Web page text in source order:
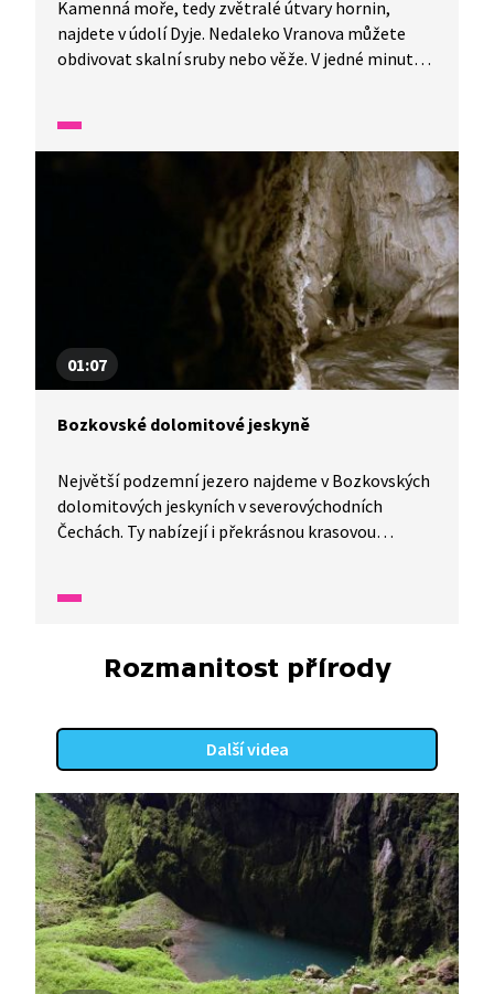
Kamenná moře, tedy zvětralé útvary hornin,
najdete v údolí Dyje. Nedaleko Vranova můžete
obdivovat skalní sruby nebo věže. V jedné minutě
01:07
Bozkovské dolomitové jeskyně
Největší podzemní jezero najdeme v Bozkovských
dolomitových jeskyních v severovýchodních
Čechách. Ty nabízejí i překrásnou krasovou
Rozmanitost přírody
Další videa